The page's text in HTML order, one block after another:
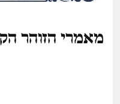
מאמרי הזוהר